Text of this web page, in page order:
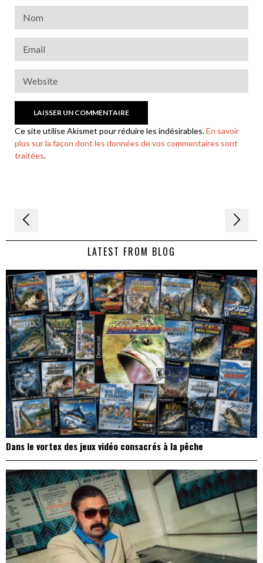
Ce site utilise Akismet pour réduire les indésirables.En savoir
plus sur la façon dont les données de vos commentaires sont
traitées.
Navigation
de LATEST FROM BLOG
Dans le vortex des jeux vidéo consacrés à la pêche